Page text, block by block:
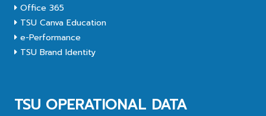
Office 365
TSU Canva Education
e-Performance
TSU Brand Identity
TSU OPERATIONAL DATA